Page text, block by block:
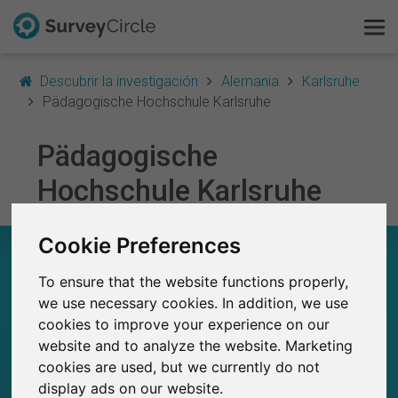
Cookie Preferences
To ensure that the website functions properly,
we use necessary cookies. In addition, we use
cookies to improve your experience on our
website and to analyze the website. Marketing
cookies are used, but we currently do not
display ads on our website.
Descubrir la investigación Alemania
Karlsruhe
Pädagogische Hochschule Karlsruhe
Pädagogische
Hochschule Karlsruhe
PÄDAGOGISCHE HOCHSCHULE KARLSRUHE –
0
Número total de estudios publicados en
SurveyCircle
0
Estudios actuales en SurveyCircle
Esto es SurveyCircle
Survey Ranking
Explorar la investigación
FAQ
Regístrate gratis
Iniciar sesión